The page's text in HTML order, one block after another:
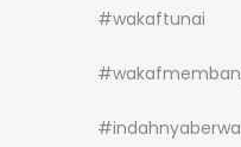
#wakaftunai